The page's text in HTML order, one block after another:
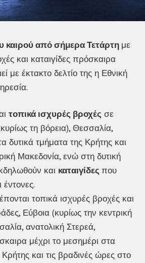
καιρού από σήμερα Τετάρτη με
και καταιγίδες πρόσκαιρα
με έκτακτο δελτίο της η Εθνική
τοπικά ισχυρές βροχές σε
τη βόρεια), Θεσσαλία,
δυτικά τμήματα της Κρήτης και
Μακεδονία, ενώ στη δυτική
και καταιγίδες που
τοπικά ισχυρές βροχές και
Εύβοια (κυρίως την κεντρική
ανατολική Στερεά,
μέχρι το μεσημέρι στα
και τις βραδινές ώρες στο